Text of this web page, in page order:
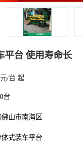
平台 使用寿命长
元/台 起
台
佛山市南海区
式装车平台